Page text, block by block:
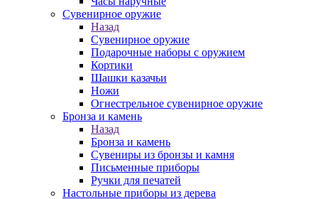
Сувенирное оружие
Назад
Сувенирное оружие
Подарочные наборы с оружием
Кортики
Шашки казачьи
Ножи
Огнестрельное сувенирное оружие
Бронза и камень
Назад
Бронза и камень
Сувениры из бронзы и камня
Письменные приборы
Ручки для печатей
Настольные приборы из дерева